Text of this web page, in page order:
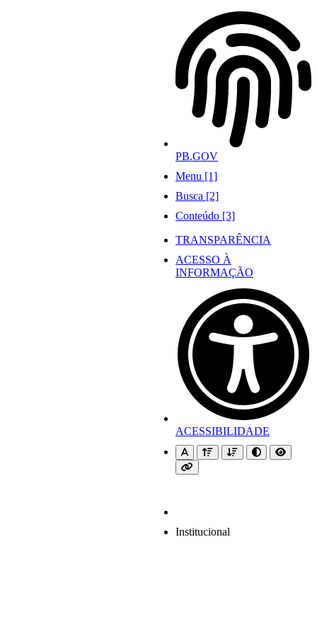
PB.GOV
Menu [1]
Busca [2]
Conteúdo [3]
TRANSPARÊNCIA
ACESSO À
INFORMAÇÃO
ACESSIBILIDADE
Institucional